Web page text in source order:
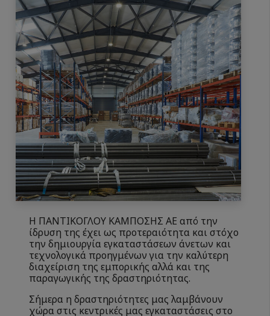
Η ΠΑΝΤΙΚΟΓΛΟΥ ΚΑΜΠΟΣΗΣ ΑΕ από την
ίδρυση της έχει ως προτεραιότητα και στόχο
την δημιουργία εγκαταστάσεων άνετων και
τεχνολογικά προηγμένων για την καλύτερη
διαχείριση της εμπορικής αλλά και της
παραγωγικής της δραστηριότητας.
Σήμερα η δραστηριότητες μας λαμβάνουν
χώρα στις κεντρικές μας εγκαταστάσεις στο